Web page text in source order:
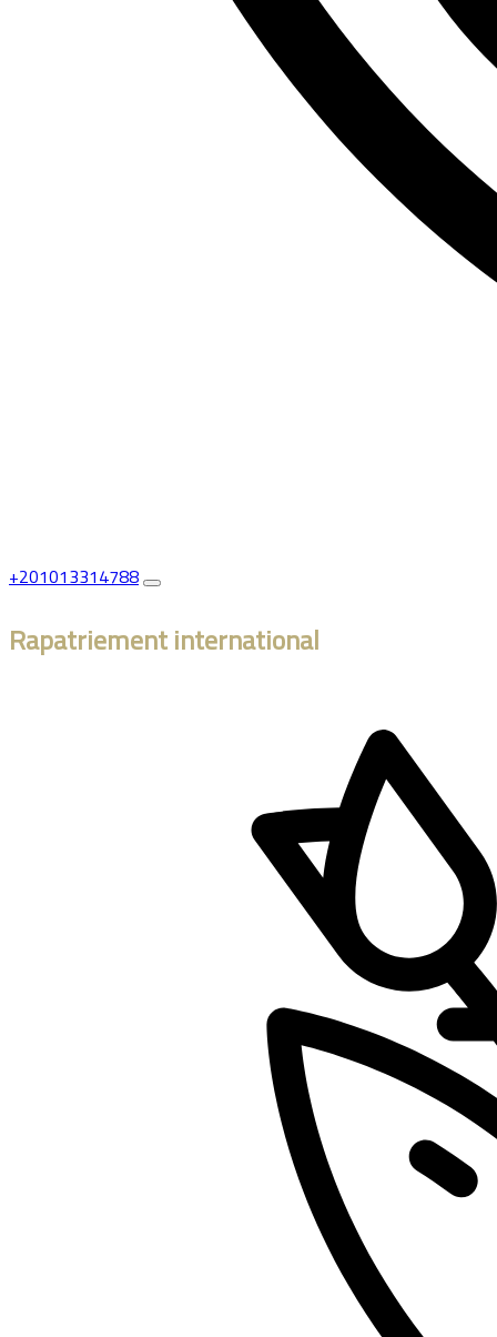
+201013314788
Rapatriement international